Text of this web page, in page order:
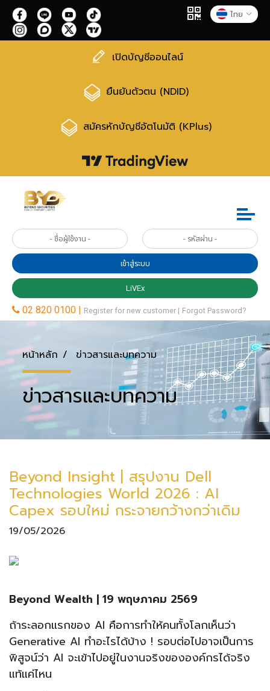
ไทย
เปิดบัญชีออนไลน์
ยืนยันตัวตน (NDID)
สมัครหักบัญชีอัตโนมัติ (KPlus)
หน้าหลัก ข่าวสารและบทความ
ข่าวสารและบทความ
Beyond Insight | สรุปงาน Dell
Technologies World 2026 : AI
Capex รอบใหม่ กระจายกว้างกว่าเดิม
19/05/2026
Beyond Wealth | 19 พฤษภาคม 2569
ถ้าระลอกแรกของ AI คือการทำให้คนทั้งโลกเห็นว่า
Generative AI ทำอะไรได้บ้าง ! รอบต่อไปอาจเป็นการ
พิสูจน์ว่า AI จะเข้าไปอยู่ในงานจริงขององค์กรได้จริง
แท้แค่ไหน